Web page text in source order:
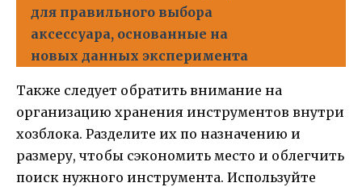
для правильного выбора
аксессуара, основанные на
новых данных эксперимента
Также следует обратить внимание на
организацию хранения инструментов внутри
хозблока. Разделите их по назначению и
размеру, чтобы сэкономить место и облегчить
поиск нужного инструмента. Используйте